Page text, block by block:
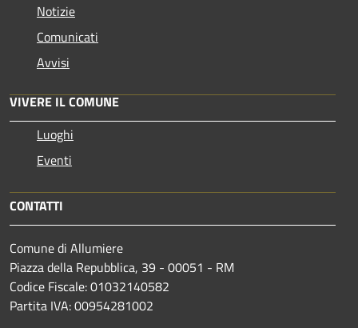
Notizie
Comunicati
Avvisi
VIVERE IL COMUNE
Luoghi
Eventi
CONTATTI
Comune di Allumiere
Piazza della Repubblica, 39 - 00051 - RM
Codice Fiscale: 01032140582
Partita IVA: 00954281002